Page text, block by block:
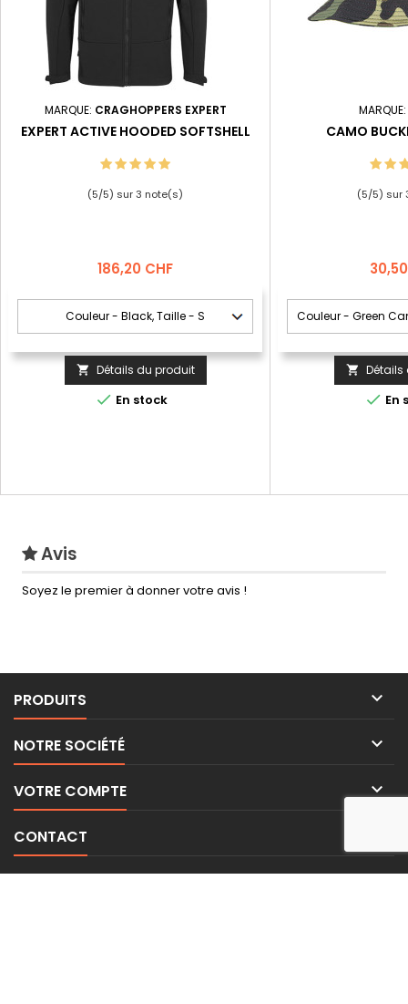
MARQUE: CRAGHOPPERS EXPERT
EXPERT ACTIVE HOODED SOFTSHELL
(5/5) sur3 note(s)
Prix
186,20 CHF
 Détails du produit
 En stock
MARQUE:
CAMO
(5/5) sur
Prix
 Détails
 En
Avis
Soyez le premier à donner votre avis !
PRODUITS 
NOTRE SOCIÉTÉ 
VOTRE COMPTE 
CONTACT